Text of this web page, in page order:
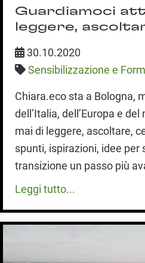
Guardiamoci
leggere,
30.10.2020
Sensibilizzazione e
Chiara.eco sta a Bologna,
dell’Italia, dell’Europa e
mai di leggere, ascoltare,
spunti, ispirazioni, idee per
transizione un passo più
Leggi tutto...